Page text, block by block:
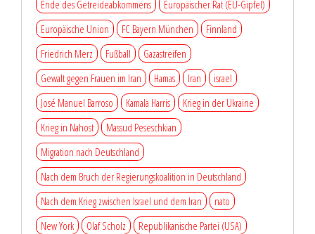
Ende des Getreideabkommens
Europäischer Rat (EU-Gipfel)
Europäische Union
FC Bayern München
Finnland
Friedrich Merz
Fußball
Gazastreifen
Gewalt gegen Frauen im Iran
Hamas Iran
israel
José Manuel Barroso
Kamala Harris
Krieg in der Ukraine
Krieg in Nahost
Massud Peseschkian
Migration nach Deutschland
Nach dem Bruch der Regierungskoalition in Deutschland
Nach dem Krieg zwischen Israel und dem Iran
nato
New York
Olaf Scholz
Republikanische Partei (USA)